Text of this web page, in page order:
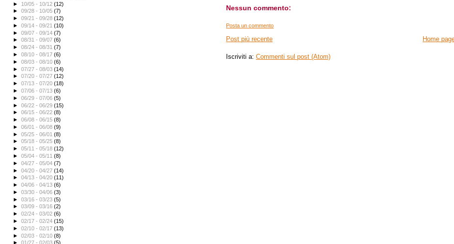
Nessun commento:
Posta un commento
Post più recente Home
Iscriviti a:Commenti sul post (Atom)
► 10/05 - 10/12(12)
►09/28 - 10/05(7)
►09/21 - 09/28(12)
►09/14 - 09/21(10)
►09/07 - 09/14(7)
►08/31 - 09/07(6)
►08/24 - 08/31(7)
►08/10 - 08/17(6)
►08/03 - 08/10(6)
►07/27 - 08/03(14)
►07/20 - 07/27(12)
►07/13 - 07/20(18)
►07/06 - 07/13(6)
►06/29 - 07/06(5)
►06/22 - 06/29(15)
►06/15 - 06/22(8)
►06/08 - 06/15(8)
►06/01 - 06/08(9)
►05/25 - 06/01(8)
►05/18 - 05/25(8)
►05/11 - 05/18(12)
►05/04 - 05/11(8)
►04/27 - 05/04(7)
►04/20 - 04/27(14)
►04/13 - 04/20(11)
►04/06 - 04/13(6)
►03/30 - 04/06(3)
►03/16 - 03/23(5)
►03/09 - 03/16(2)
►02/24 - 03/02(6)
►02/17 - 02/24(15)
►02/10 - 02/17(13)
►02/03 - 02/10(8)
►01/27 - 02/03(5)